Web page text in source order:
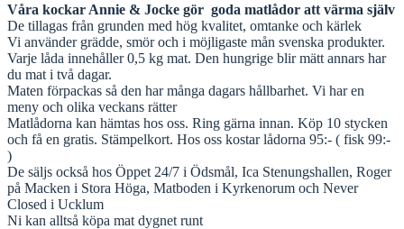
Våra kockar Annie & Jocke gör goda matlådor att värma själv
De tillagas från grunden med hög kvalitet, omtanke och kärlek
Vi använder grädde, smör och i möjligaste mån svenska produkter.
Varje låda innehåller 0,5 kg mat. Den hungrige blir mätt annars har
du mat i två dagar.
Maten förpackas så den har många dagars hållbarhet. Vi har en
meny och olika veckans rätter
Matlådorna kan hämtas hos oss. Ring gärna innan. Köp 10 stycken
och få en gratis. Stämpelkort. Hos oss kostar lådorna 95:- ( fisk 99:-
)
De säljs också hos Öppet 24/7 i Ödsmål, Ica Stenungshallen, Roger
på Macken i Stora Höga, Matboden i Kyrkenorum och Never
Closed i Ucklum
Ni kan alltså köpa mat dygnet runt